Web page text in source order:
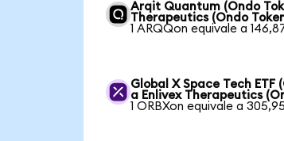
Arqit Quantum (Ondo
Therapeutics (Ondo
1 ARQQon equivale a
Global X Space Tech ETF
a Enlivex Therapeutics
1 ORBXon equivale a